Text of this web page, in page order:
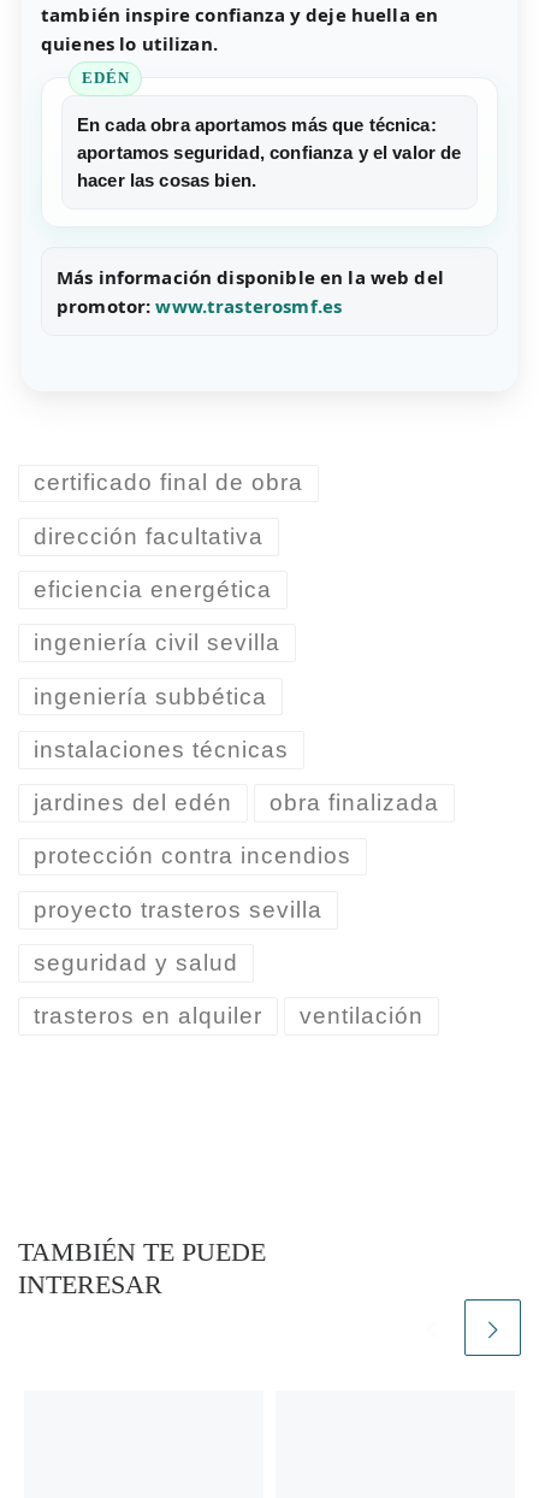
también inspire confianza y deje huella en
quienes lo utilizan.
En cada obra aportamos más que técnica:
aportamos seguridad, confianza y el valor de
hacer las cosas bien.
Más información disponible en la web del
promotor:www.trasterosmf.es
certificado final de obra
dirección facultativa
eficiencia energética
ingeniería civil sevilla
ingeniería subbética
instalaciones técnicas
jardines del edén obra finalizada
protección contra incendios
proyecto trasteros sevilla
seguridad y salud
trasteros en alquiler ventilación
TAMBIÉN TE PUEDE
INTERESAR